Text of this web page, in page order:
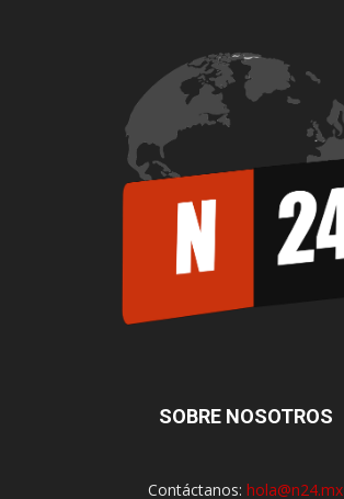
SOBRE NOSOTROS
Contáctanos: hola@n24.mx